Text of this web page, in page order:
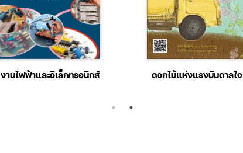
งานไฟฟ้าและอิเล็กทรอนิกส์ ดอกไม้แห่งแรงบันดาลใจ